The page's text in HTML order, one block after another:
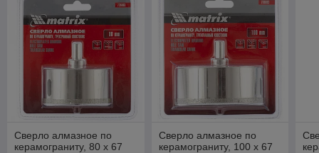
Сверло алмазное по
керамограниту, 80 х 67
Сверло алмазное по
керамограниту, 100 х 67